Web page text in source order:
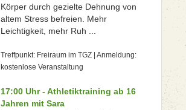
Körper durch gezielte Dehnung von
altem Stress befreien. Mehr
Leichtigkeit, mehr Ruh ...
Treffpunkt: Freiraum im TGZ | Anmeldung:
kostenlose Veranstaltung
17:00 Uhr - Athletiktraining ab 16
Jahren mit Sara